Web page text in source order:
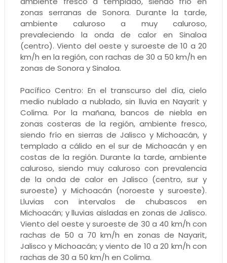
zonas serranas de Sonora. Durante la tarde,
ambiente caluroso a muy caluroso,
prevaleciendo la onda de calor en Sinaloa
(centro). Viento del oeste y suroeste de 10 a 20
km/h en la región, con rachas de 30 a 50 km/h en
zonas de Sonora y Sinaloa.
Pacífico Centro: En el transcurso del día, cielo
medio nublado a nublado, sin lluvia en Nayarit y
Colima. Por la mañana, bancos de niebla en
zonas costeras de la región, ambiente fresco,
siendo frío en sierras de Jalisco y Michoacán, y
templado a cálido en el sur de Michoacán y en
costas de la región. Durante la tarde, ambiente
caluroso, siendo muy caluroso con prevalencia
de la onda de calor en Jalisco (centro, sur y
suroeste) y Michoacán (noroeste y suroeste).
Lluvias con intervalos de chubascos en
Michoacán; y lluvias aisladas en zonas de Jalisco.
Viento del oeste y suroeste de 30 a 40 km/h con
rachas de 50 a 70 km/h en zonas de Nayarit,
Jalisco y Michoacán; y viento de 10 a 20 km/h con
rachas de 30 a 50 km/h en Colima.